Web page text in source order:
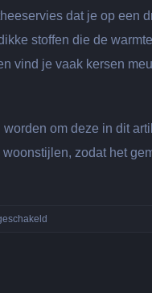
dat je op een
stoffen die de
vind je vaak kersen
om deze in dit
zodat het